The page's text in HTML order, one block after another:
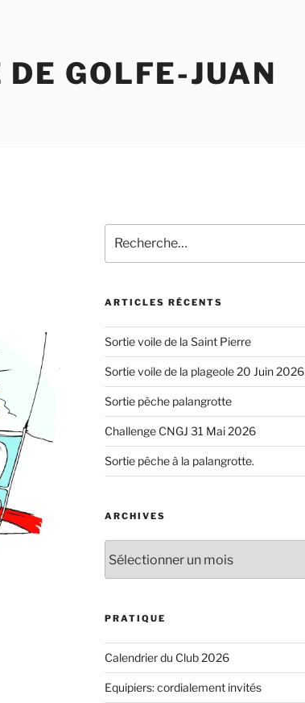
GOLFE-JUAN
pour
:
ARTICLES RÉCENTS
Sortie voile de la Saint Pierre
Sortie voile de la plageole 20 Juin 2026
Sortie pêche palangrotte
Challenge CNGJ 31 Mai 2026
Sortie pêche à la palangrotte.
ARCHIVES
PRATIQUE
Calendrier du Club 2026
Equipiers: cordialement invités